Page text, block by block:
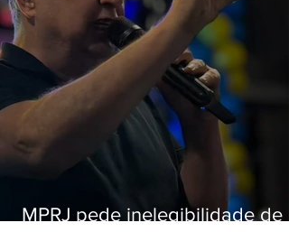
MPRJ pede inelegibilidade de